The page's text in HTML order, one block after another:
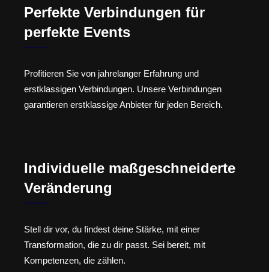
Perfekte Verbindungen für
perfekte Events
Profitieren Sie von jahrelanger Erfahrung und
erstklassigen Verbindungen. Unsere Verbindungen
garantieren erstklassige Anbieter für jeden Bereich.
Individuelle maßgeschneiderte
Veränderung
Stell dir vor, du findest deine Stärke, mit einer
Transformation, die zu dir passt. Sei bereit, mit
Kompetenzen, die zählen.